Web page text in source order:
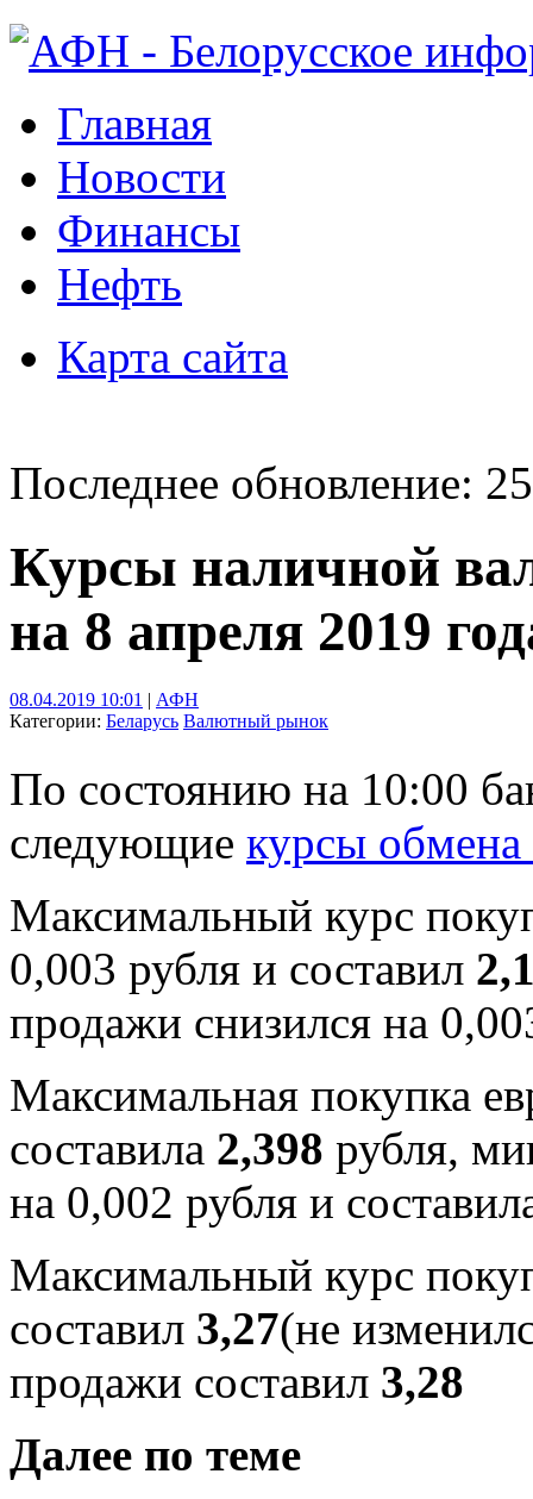
Главная
Новости
Финансы
Нефть
Карта сайта
Последнее обновление:
Курсы наличной
на 8 апреля 2019
08.04.2019 10:01 | АФН
Категории: Беларусь Валютный рынок
По состоянию на 10:00
следующие курсы обмена
Максимальный курс
0,003 рубля и составил
продажи снизился на
Максимальная покупка
составила 2,398 рубля,
на 0,002 рубля и
Максимальный курс
составил 3,27(не
продажи составил 3,28
Далее по теме